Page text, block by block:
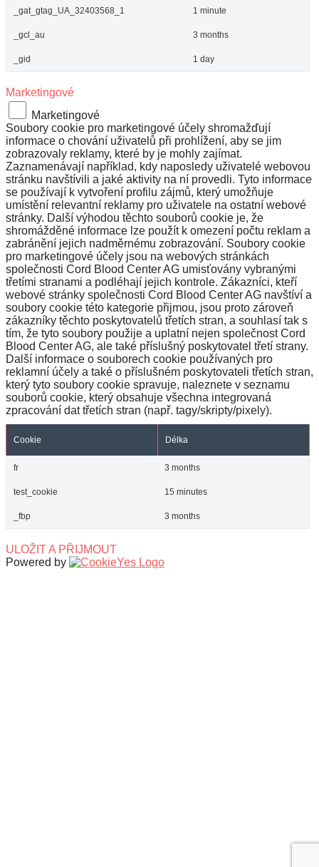
_gat_gtag_UA_32403568_1 1 minute
_gcl_au 3 months
_gid 1 day
Marketingové
Marketingové
Soubory cookie pro marketingové účely shromažďují
informace o chování uživatelů při prohlížení, aby se jim
zobrazovaly reklamy, které by je mohly zajímat.
Zaznamenávají například, kdy naposledy uživatelé webovou
stránku navštívili a jaké aktivity na ní provedli. Tyto informace
se používají k vytvoření profilu zájmů, který umožňuje
umístění relevantní reklamy pro uživatele na ostatní webové
stránky. Další výhodou těchto souborů cookie je, že
shromážděné informace lze použít k omezení počtu reklam a
zabránění jejich nadměrnému zobrazování. Soubory cookie
pro marketingové účely jsou na webových stránkách
společnosti Cord Blood Center AG umisťovány vybranými
třetími stranami a podléhají jejich kontrole. Zákazníci, kteří
webové stránky společnosti Cord Blood Center AG navštíví a
soubory cookie této kategorie přijmou, jsou proto zároveň
zákazníky těchto poskytovatelů třetích stran, a souhlasí tak s
tím, že tyto soubory použije a uplatní nejen společnost Cord
Blood Center AG, ale také příslušný poskytovatel třetí strany.
Další informace o souborech cookie používaných pro
reklamní účely a také o příslušném poskytovateli třetích stran,
který tyto soubory cookie spravuje, naleznete v seznamu
souborů cookie, který obsahuje všechna integrovaná
zpracování dat třetích stran (např. tagy/skripty/pixely).
Cookie Délka
fr 3 months
test_cookie 15 minutes
_fbp 3 months
ULOŽIT A PŘIJMOUT
Powered by